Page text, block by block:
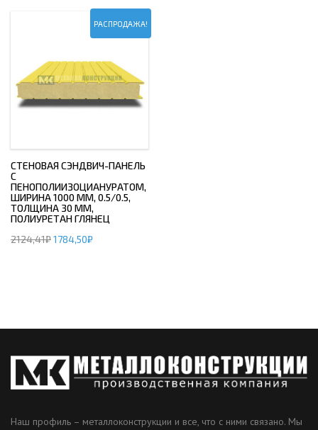
РАСПРОДАЖА!
СТЕНОВАЯ СЭНДВИЧ-ПАНЕЛЬ
С
ПЕНОПОЛИИЗОЦИАНУРАТОМ,
ШИРИНА 1000 ММ, 0.5/0.5,
ТОЛЩИНА 30 ММ,
ПОЛИУРЕТАН ГЛЯНЕЦ
2124,41₽1784,50₽
Наш профиль – металлоконструкции и все, что с ними связано. Мы